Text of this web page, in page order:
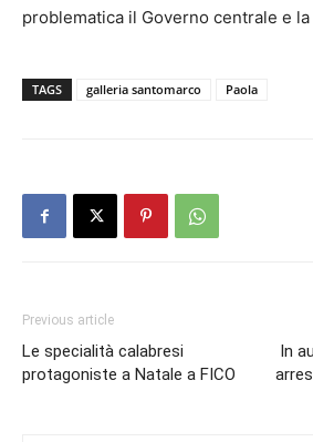
problematica il Governo centrale e
TAGS galleria santomarco Paola
Previous article
Le specialità calabresi
protagoniste a Natale a FICO
In